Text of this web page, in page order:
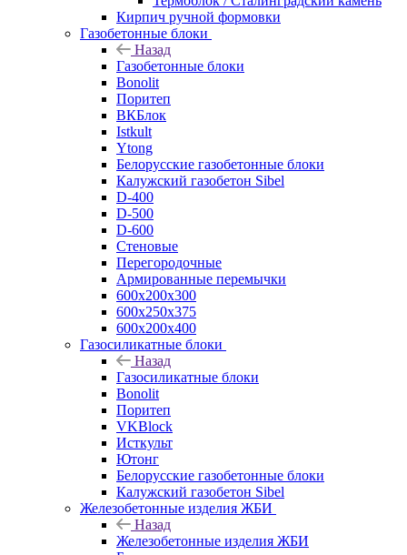
Кирпич ручной формовки
Газобетонные блоки
Назад
Газобетонные блоки
Bonolit
Поритеп
ВКБлок
Istkult
Ytong
Белорусские газобетонные блоки
Калужский газобетон Sibel
D-400
D-500
D-600
Стеновые
Перегородочные
Армированные перемычки
600х200х300
600х250х375
600х200х400
Газосиликатные блоки
Назад
Газосиликатные блоки
Bonolit
Поритеп
VKBlock
Исткульт
Ютонг
Белорусские газобетонные блоки
Калужский газобетон Sibel
Железобетонные изделия ЖБИ
Назад
Железобетонные изделия ЖБИ